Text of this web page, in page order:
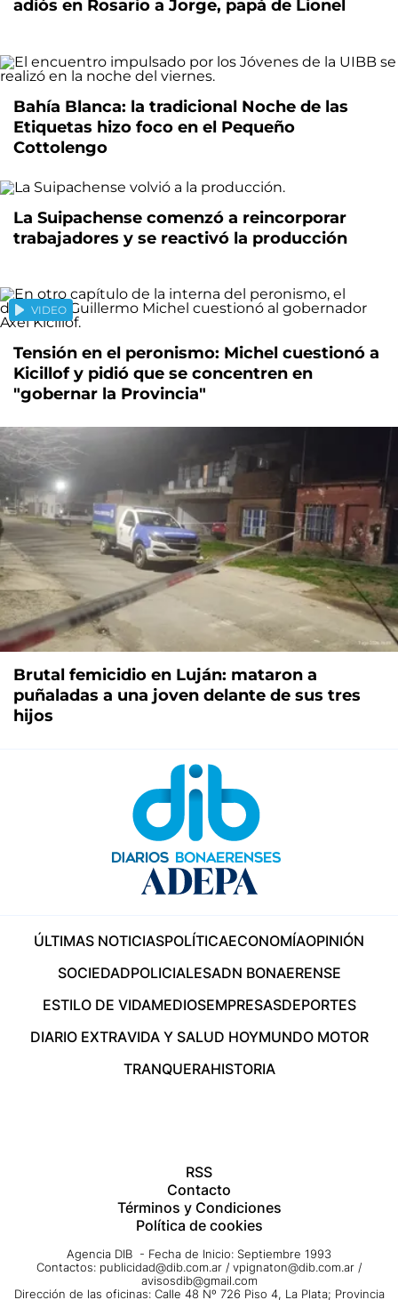
adiós en Rosario a Jorge, papá de Lionel
Bahía Blanca: la tradicional Noche de las
Etiquetas hizo foco en el Pequeño
Cottolengo
La Suipachense comenzó a reincorporar
trabajadores y se reactivó la producción
VIDEO
Tensión en el peronismo: Michel cuestionó a
Kicillof y pidió que se concentren en
"gobernar la Provincia"
Brutal femicidio en Luján: mataron a
puñaladas a una joven delante de sus tres
hijos
ÚLTIMAS NOTICIASPOLÍTICAECONOMÍAOPINIÓN
SOCIEDADPOLICIALESADN BONAERENSE
ESTILO DE VIDAMEDIOSEMPRESASDEPORTES
DIARIO EXTRAVIDA Y SALUD HOYMUNDO MOTOR
TRANQUERAHISTORIA
RSS
Contacto
Términos y Condiciones
Política de cookies
Agencia DIB - Fecha de Inicio: Septiembre 1993
Contactos: publicidad@dib.com.ar / vpignaton@dib.com.ar /
avisosdib@gmail.com
Dirección de las oficinas: Calle 48 Nº 726 Piso 4, La Plata; Provincia